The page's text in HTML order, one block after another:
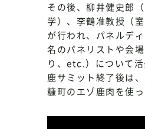
その後、柳井健史郎
学）、李鶴准教授（
が行われ、パネルデ
名のパネリストや会
り、etc.）について活
鹿サミット終了後は
糠町のエゾ鹿肉を使